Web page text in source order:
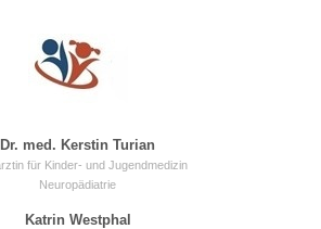
Dr. med. Kerstin Turian
für Kinder- und Jugendmedizin
Neuropädiatrie
Katrin Westphal